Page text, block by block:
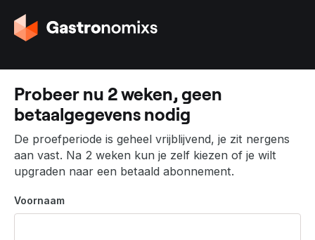
G
a
a
a
r
d
e
h
o
e
p
Probeer nu 2 weken, geen
betaalgegevens nodig
De proefperiode is geheel vrijblijvend, je zit nergens
aan vast. Na 2 weken kun je zelf kiezen of je wilt
upgraden naar een betaald abonnement.
Voornaam